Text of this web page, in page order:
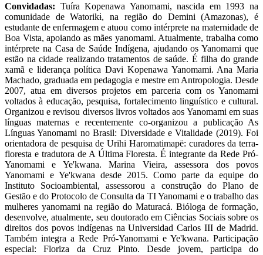
Convidadas: Tuíra Kopenawa Yanomami, nascida em 1993 na
comunidade de Watorikɨ, na região do Demini (Amazonas), é
estudante de enfermagem e atuou como intérprete na maternidade de
Boa Vista, apoiando as mães yanomami. Atualmente, trabalha como
intérprete na Casa de Saúde Indígena, ajudando os Yanomami que
estão na cidade realizando tratamentos de saúde. É filha do grande
xamã e liderança política Davi Kopenawa Yanomami. Ana Maria
Machado, graduada em pedagogia e mestre em Antropologia. Desde
2007, atua em diversos projetos em parceria com os Yanomami
voltados à educação, pesquisa, fortalecimento linguístico e cultural.
Organizou e revisou diversos livros voltados aos Yanomami em suas
línguas maternas e recentemente co-organizou a publicação As
Línguas Yanomami no Brasil: Diversidade e Vitalidade (2019). Foi
orientadora de pesquisa de Urihi Haromatimapë: curadores da terra-
floresta e tradutora de A Última Floresta. É integrante da Rede Pró-
Yanomami e Ye'kwana. Marina Vieira, assessora dos povos
Yanomami e Ye'kwana desde 2015. Como parte da equipe do
Instituto Socioambiental, assessorou a construção do Plano de
Gestão e do Protocolo de Consulta da TI Yanomami e o trabalho das
mulheres yanomami na região do Maturacá. Bióloga de formação,
desenvolve, atualmente, seu doutorado em Ciências Sociais sobre os
direitos dos povos indígenas na Universidad Carlos III de Madrid.
Também integra a Rede Pró-Yanomami e Ye'kwana. Participação
especial: Floriza da Cruz Pinto. Desde jovem, participa do